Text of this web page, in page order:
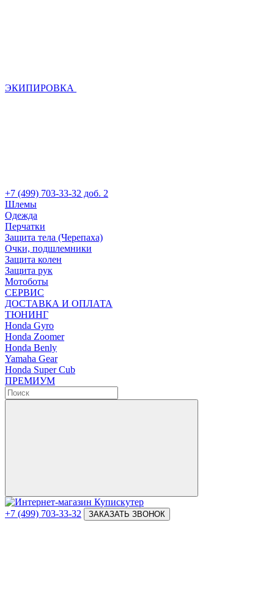
ЭКИПИРОВКА
+7 (499) 703-33-32 доб. 2
Шлемы
Одежда
Перчатки
Защита тела (Черепаха)
Очки, подшлемники
Защита колен
Защита рук
Мотоботы
СЕРВИС
ДОСТАВКА И ОПЛАТА
ТЮНИНГ
Honda Gyro
Honda Zoomer
Honda Benly
Yamaha Gear
Honda Super Cub
ПРЕМИУМ
+7 (499) 703-33-32 ЗАКАЗАТЬ ЗВОНОК